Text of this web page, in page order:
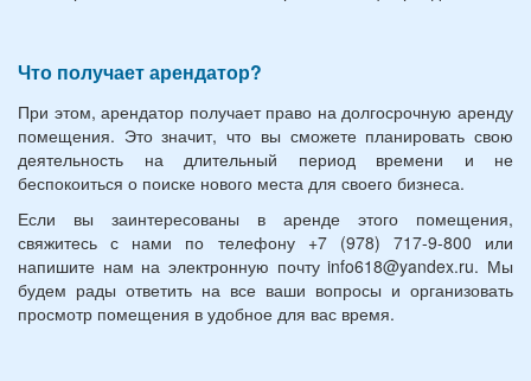
Что получает арендатор?
При этом, арендатор получает право на долгосрочную аренду
помещения. Это значит, что вы сможете планировать свою
деятельность на длительный период времени и не
беспокоиться о поиске нового места для своего бизнеса.
Если вы заинтересованы в аренде этого помещения,
свяжитесь с нами по телефону +7 (978) 717-9-800 или
напишите нам на электронную почту info618@yandex.ru. Мы
будем рады ответить на все ваши вопросы и организовать
просмотр помещения в удобное для вас время.